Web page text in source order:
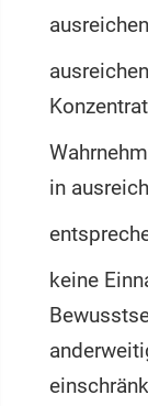
in
keine